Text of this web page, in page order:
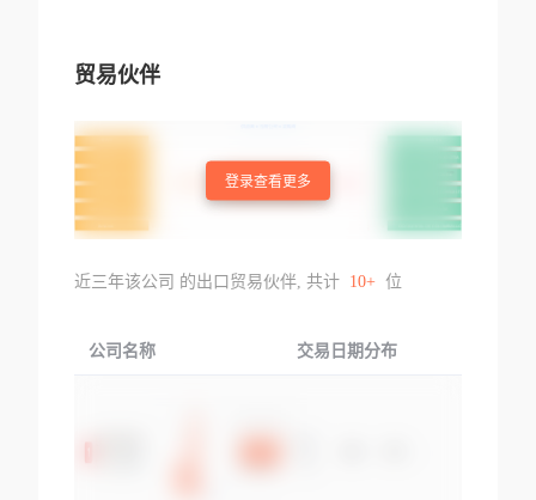
贸易伙伴
登录查看更多
近三年该公司 的出口贸易伙伴, 共计 10+ 位
公司名称 交易日期分布